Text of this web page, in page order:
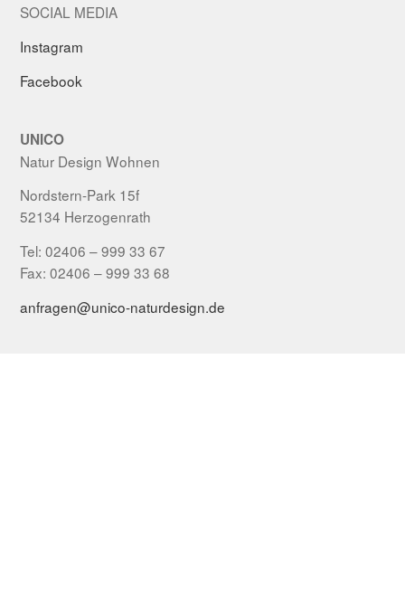
SOCIAL MEDIA
Instagram
Facebook
UNICO
Natur Design Wohnen
Nordstern-Park 15f
52134 Herzogenrath
Tel: 02406 – 999 33 67
Fax: 02406 – 999 33 68
anfragen@unico-naturdesign.de